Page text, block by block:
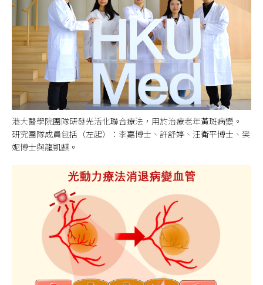
港大醫學院團隊研發光活化聯合療法，用於治療老年黃斑病變。
研究團隊成員包括（左起）：李嘉博士、許舒婷、汪衛平博士、樊
妮博士與龍凱麒。